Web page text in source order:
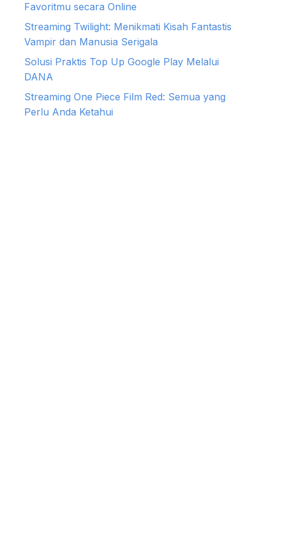
Favoritmu secara Online
Streaming Twilight: Menikmati Kisah Fantastis
Vampir dan Manusia Serigala
Solusi Praktis Top Up Google Play Melalui
DANA
Streaming One Piece Film Red: Semua yang
Perlu Anda Ketahui